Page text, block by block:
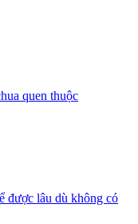
quen thuộc
được lâu dù không có